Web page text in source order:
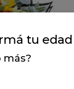
tu edad
más?